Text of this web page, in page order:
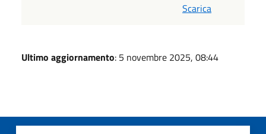
Scarica
Ultimo aggiornamento: 5 novembre 2025, 08:44